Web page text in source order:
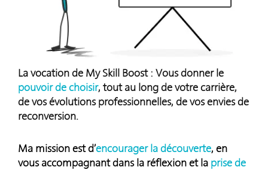
La vocation de My Skill Boost : Vous donner le
pouvoir de choisir, tout au long de votre carrière,
de vos évolutions professionnelles, de vos envies de
reconversion.
Ma mission est d’encourager la découverte, en
vous accompagnant dans la réflexion et la prise de